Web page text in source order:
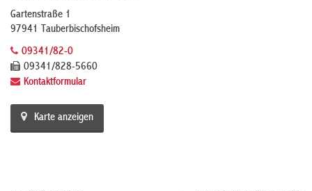
Gartenstraße 1
97941 Tauberbischofsheim
09341/82-0
09341/828-5660
Kontaktformular
Karte anzeigen